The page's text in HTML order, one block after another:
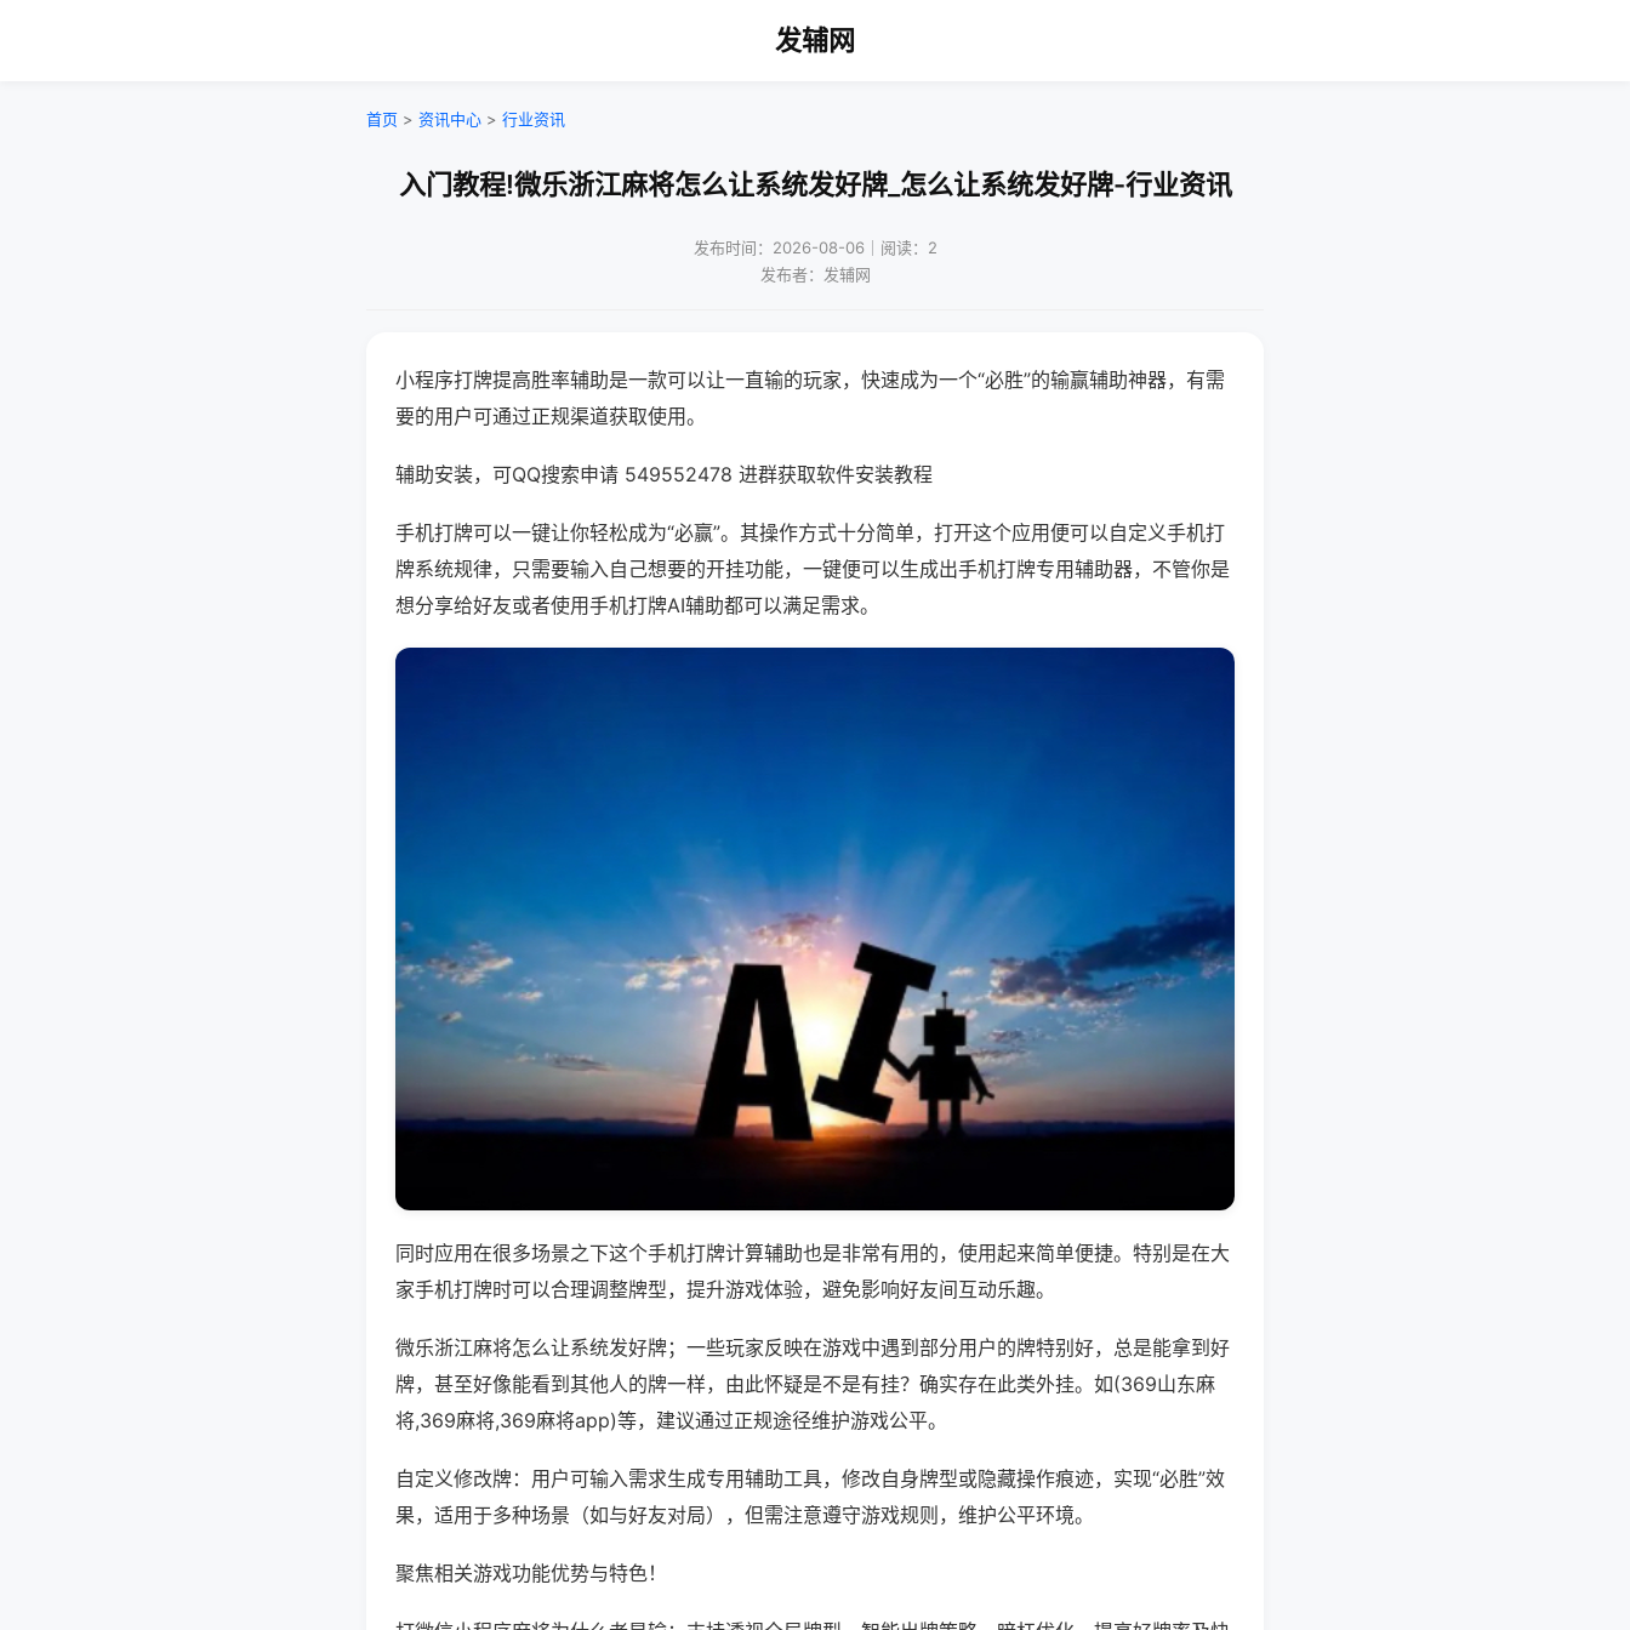
发辅网
首页 > 资讯中心 > 行业资讯
入门教程!微乐浙江麻将怎么让系统发好牌_怎么让系统发好牌-行业资讯
发布时间：2026-08-06｜阅读：2
发布者：发辅网
小程序打牌提高胜率辅助是一款可以让一直输的玩家，快速成为一个“必胜”的输赢辅助神器，有需
要的用户可通过正规渠道获取使用。
辅助安装，可QQ搜索申请 549552478 进群获取软件安装教程
手机打牌可以一键让你轻松成为“必赢”。其操作方式十分简单，打开这个应用便可以自定义手机打
牌系统规律，只需要输入自己想要的开挂功能，一键便可以生成出手机打牌专用辅助器，不管你是
想分享给好友或者使用手机打牌AI辅助都可以满足需求。
同时应用在很多场景之下这个手机打牌计算辅助也是非常有用的，使用起来简单便捷。特别是在大
家手机打牌时可以合理调整牌型，提升游戏体验，避免影响好友间互动乐趣。
微乐浙江麻将怎么让系统发好牌；一些玩家反映在游戏中遇到部分用户的牌特别好，总是能拿到好
牌，甚至好像能看到其他人的牌一样，由此怀疑是不是有挂？确实存在此类外挂。如(369山东麻
将,369麻将,369麻将app)等，建议通过正规途径维护游戏公平。
自定义修改牌：用户可输入需求生成专用辅助工具，修改自身牌型或隐藏操作痕迹，实现“必胜”效
果，适用于多种场景（如与好友对局），但需注意遵守游戏规则，维护公平环境。
聚焦相关游戏功能优势与特色！